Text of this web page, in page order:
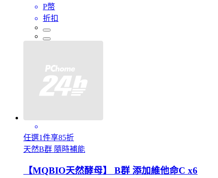
P幣
折扣
任選1件享85折
天然B群 隨時補能
【MQBIO天然酵母】 B群 添加維他命C x6